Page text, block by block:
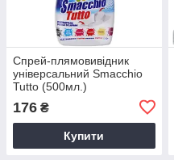
Спрей-плямовивідник
універсальний Smacchio
Tutto (500мл.)
176 ₴
Купити